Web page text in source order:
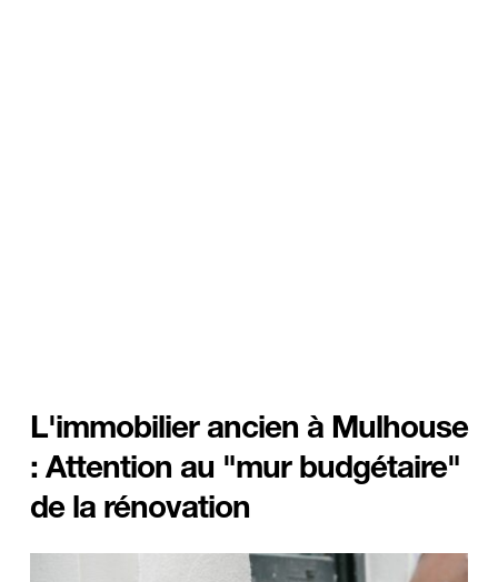
L'immobilier ancien à Mulhouse
: Attention au "mur budgétaire"
de la rénovation